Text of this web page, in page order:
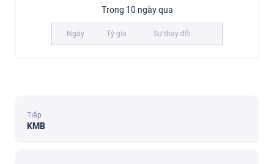
Trong 10 ngày qua
Ngày Tỷ gía Sự thay đổi
Tiếp
KMB